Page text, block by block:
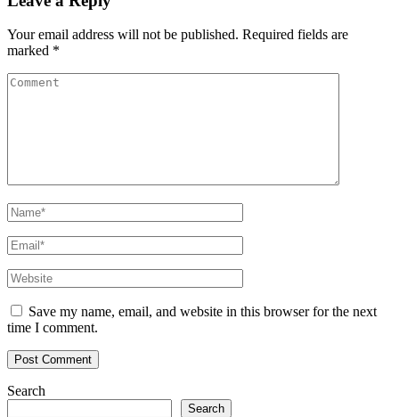
Your email address will not be published. Required fields are
marked *
Save my name, email, and website in this browser for the next
time I comment.
Search
Search